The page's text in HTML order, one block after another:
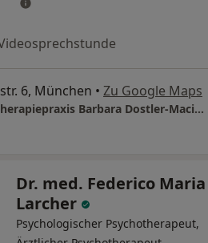
6, München • Zu Google Maps
Private Psychotherapiepraxis Barbara Dostler-Maciuga
Dr. med. Federico Maria
Larcher
Psychologischer Psychotherapeut,